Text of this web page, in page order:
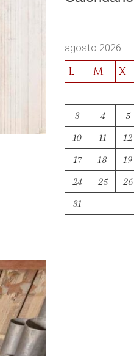
agosto 2026
L M X
3
4 5
10
11 12
17
18 19
24
25 26
31